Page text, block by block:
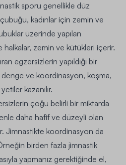
sporu genellikle düz
kadınlar için zemin ve
üzerinde yapılan
halkalar, zemin ve kütükleri içerir.
egzersizlerin yapıldığı bir
ve koordinasyon, koşma,
kazanılır.
çoğu belirli bir miktarda
daha hafif ve düzeyli olan
Jimnastikte koordinasyon da
birden fazla jimnastik
yapmanız gerektiğinde el,